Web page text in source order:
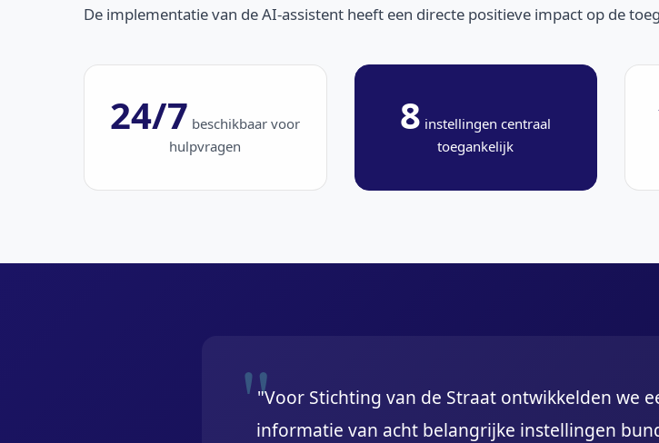
De implementatie van de AI-assistent heeft een directe positieve impact op de
24/7 beschikbaar voor
hulpvragen
8 instellingen centraal
toegankelijk
"Voor Stichting van de Straat ontwikkelden we
informatie van acht belangrijke instellingen